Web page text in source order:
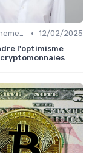
Fonctionnement des cryptomonnaies • 12/02/2025
l'optimisme